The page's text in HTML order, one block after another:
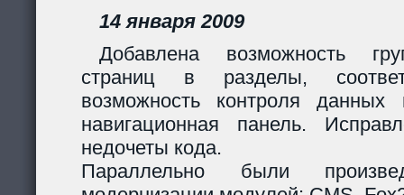
14 января 2009
Добавлена возможность
страниц в разделы,
возможность контроля
навигационная панель.
недочеты кода.
Параллельно были